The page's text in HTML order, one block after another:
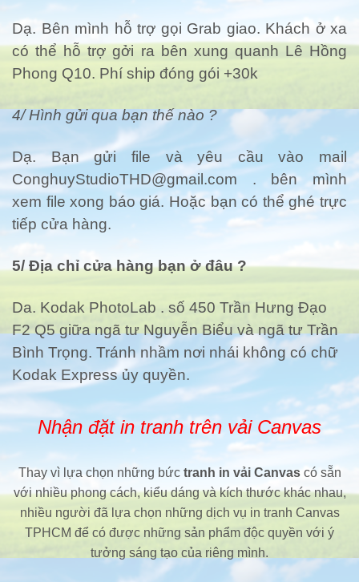
Dạ. Bên mình hỗ trợ gọi Grab giao. Khách ở xa
có thể hỗ trợ gởi ra bên xung quanh Lê Hồng
Phong Q10. Phí ship đóng gói +30k
4/ Hình gửi qua bạn thế nào ?
Dạ. Bạn gửi file và yêu cầu vào mail
ConghuyStudioTHD@gmail.com . bên mình
xem file xong báo giá. Hoặc bạn có thể ghé trực
tiếp cửa hàng.
5/ Địa chỉ cửa hàng bạn ở đâu ?
Da. Kodak PhotoLab . số 450 Trần Hưng Đạo
F2 Q5 giữa ngã tư Nguyễn Biểu và ngã tư Trần
Bình Trọng. Tránh nhầm nơi nhái không có chữ
Kodak Express ủy quyền.
Nhận đặt in tranh trên vải Canvas
Thay vì lựa chọn những bức tranh in vải Canvascó sẵn
với nhiều phong cách, kiểu dáng và kích thước khác nhau,
nhiều người đã lựa chọn những dịch vụ in tranh Canvas
TPHCM để có được những sản phẩm độc quyền với ý
tưởng sáng tạo của riêng mình.